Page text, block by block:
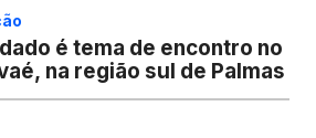
é tema de encontro no
na região sul de Palmas